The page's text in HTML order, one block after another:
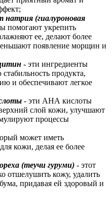
натрия (гиалуроновая
помогают укрепить
ее, делают более
появление морщин и
- эти ингредиенты
продукта,
и обеспечивают легкое
- эти АНА кислоты
слой кожи, улучшают
процессы
может иметь
кожи, делая ее более
(теучи гуруми) - этот
отшелушить кожу, удалить
придавая ей здоровый и